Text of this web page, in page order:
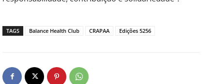
TAGS Balance Health Club CRAPAA Edições 5256